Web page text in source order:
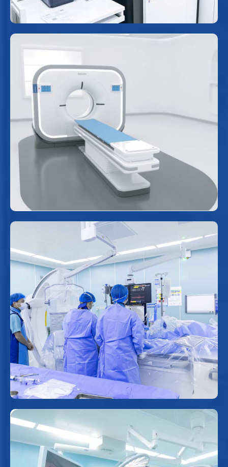
Máy CT 128 lát cắt
Sử dụng tia X với máy đa dãy đầu dò để tạo nên
các hình ảnh chi tiết bên trong cơ thể một cách
nhanh chóng với hình ảnh chất lượng cao, tự
động giảm liều bức xạ phù hợp cho từng người
bệnh.
Phòng can thiệp tim mạch
Trang bị hệ thống chụp mạch máu kỹ thuật số hóa xóa nền
(DSA) hiện đại, kết hợp máy siêu âm trong lòng mạch IVUS
(Intravascular Ultrasound) giúp đánh giá chi tiết cấu trúc mạch,
ung cấp hình ảnh mạch máu sắc nét, hỗ trợ các thủ thuật can
thiệp tim - mạch với độ chính xác cao.